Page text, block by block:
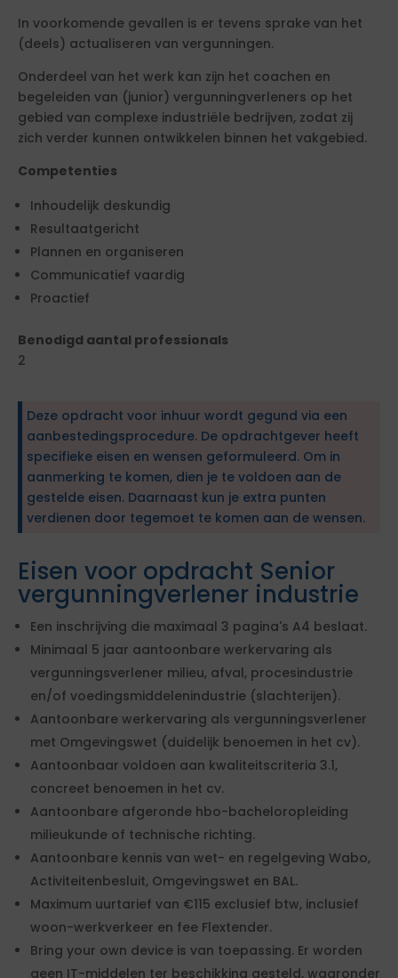
In voorkomende gevallen is er tevens sprake van het
(deels) actualiseren van vergunningen.
Onderdeel van het werk kan zijn het coachen en
begeleiden van (junior) vergunningverleners op het
gebied van complexe industriële bedrijven, zodat zij
zich verder kunnen ontwikkelen binnen het vakgebied.
Competenties
Inhoudelijk deskundig
Resultaatgericht
Plannen en organiseren
Communicatief vaardig
Proactief
Benodigd aantal professionals
2
Deze opdracht voor inhuur wordt gegund via een
aanbestedingsprocedure. De opdrachtgever heeft
specifieke eisen en wensen geformuleerd. Om in
aanmerking te komen, dien je te voldoen aan de
gestelde eisen. Daarnaast kun je extra punten
verdienen door tegemoet te komen aan de wensen.
Eisen voor opdracht Senior
vergunningverlener industrie
Een inschrijving die maximaal 3 pagina's A4 beslaat.
Minimaal 5 jaar aantoonbare werkervaring als
vergunningsverlener milieu, afval, procesindustrie
en/of voedingsmiddelenindustrie (slachterijen).
Aantoonbare werkervaring als vergunningsverlener
met Omgevingswet (duidelijk benoemen in het cv).
Aantoonbaar voldoen aan kwaliteitscriteria 3.1,
concreet benoemen in het cv.
Aantoonbare afgeronde hbo-bacheloropleiding
milieukunde of technische richting.
Aantoonbare kennis van wet- en regelgeving Wabo,
Activiteitenbesluit, Omgevingswet en BAL.
Maximum uurtarief van €115 exclusief btw, inclusief
woon-werkverkeer en fee Flextender.
Bring your own device is van toepassing. Er worden
geen IT-middelen ter beschikking gesteld, waaronder